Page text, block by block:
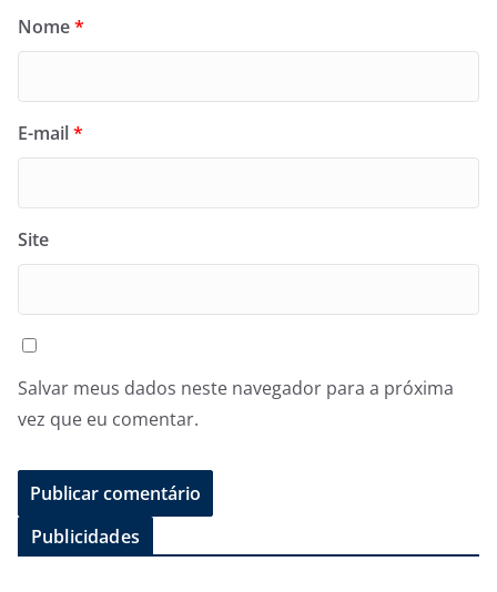
Nome*
E-mail*
Site
Salvar meus dados neste navegador para a próxima
vez que eu comentar.
Publicidades